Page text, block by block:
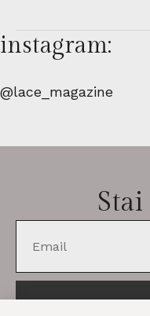
instagram:
@lace_magazine
Stai